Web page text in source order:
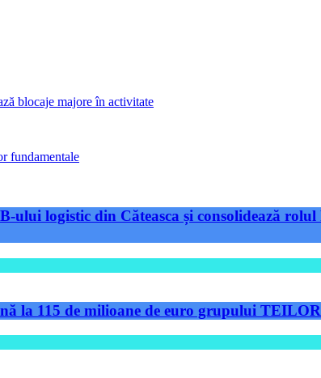
blocaje majore în activitate
fundamentale
ului logistic din Căteasca și consolidează
la 115 de milioane de euro grupului TEILOR